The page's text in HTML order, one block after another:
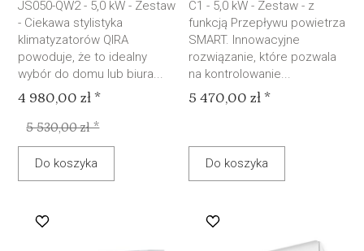
JS050-QW2 - 5,0 kW - Zestaw
- Ciekawa stylistyka
klimatyzatorów QIRA
powoduje, że to idealny
wybór do domu lub biura...
4 980,00 zł *
5 530,00 zł *
Do koszyka
C1 - 5,0 kW - Zestaw - z
funkcją Przepływu powietrza
SMART. Innowacyjne
rozwiązanie, które pozwala
na kontrolowanie...
5 470,00 zł *
Do koszyka